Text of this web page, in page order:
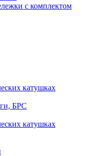
с комплектом
катушках
БРС
катушках